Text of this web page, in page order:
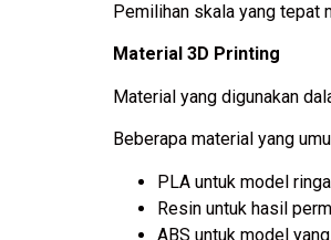
Pemilihan skala yang tepat
Material 3D Printing
Material yang digunakan
Beberapa material yang
PLA untuk model
Resin untuk hasil
ABS untuk model